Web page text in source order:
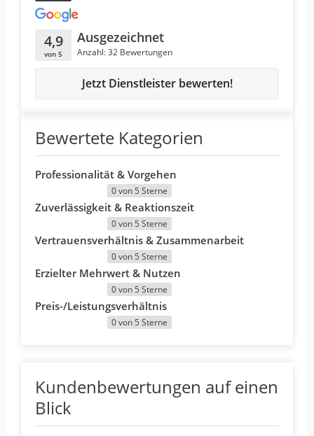
Bewertete Kategorien
Professionalität & Vorgehen
0 von 5 Sterne
Zuverlässigkeit & Reaktionszeit
0 von 5 Sterne
Vertrauensverhältnis & Zusammenarbeit
0 von 5 Sterne
Erzielter Mehrwert & Nutzen
0 von 5 Sterne
Preis-/Leistungsverhältnis
0 von 5 Sterne
4,9
von 5
Ausgezeichnet
Anzahl: 32 Bewertungen
Jetzt Dienstleister bewerten!
Kundenbewertungen auf einen
Blick